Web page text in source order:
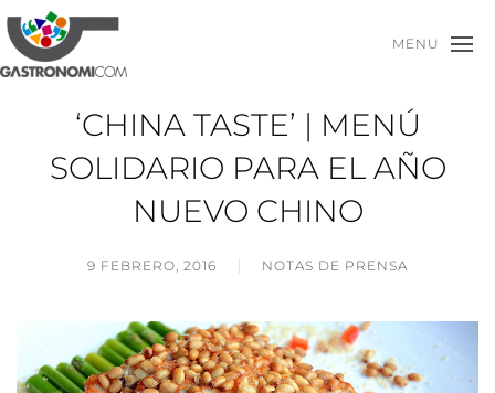
MENU
‘CHINA TASTE’ | MENÚ
SOLIDARIO PARA EL AÑO
NUEVO CHINO
9 FEBRERO, 2016 NOTAS DE PRENSA